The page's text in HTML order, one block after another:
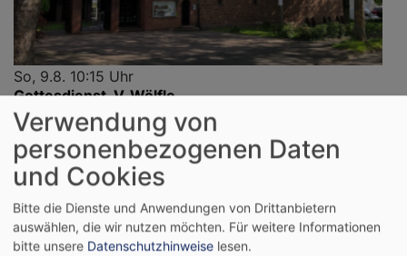
So, 9.8. 10:15 Uhr
Gottesdienst, V. Wölfle
Aschaffenburg Evang.-Luth. St. Pauluskirche
So, 16.8. 10 Uhr
Kein Gottesdienst in St. Paulus, Einladung in die GDe
der Region - siehe QR-Code/Link.
Aschaffenburg Evang.-Luth. St. Pauluskirche
Verwendung von
personenbezogenen Daten
und Cookies
Bitte die Dienste und Anwendungen von Drittanbietern
auswählen, die wir nutzen möchten. Für weitere Informationen
bitte unsere Datenschutzhinweise lesen.